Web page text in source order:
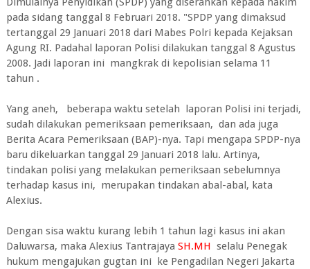
pada sidang tanggal 8 Februari 2018. "SPDP yang dimaksud
tertanggal 29 Januari 2018 dari Mabes Polri kepada Kejaksan
Agung RI. Padahal laporan Polisi dilakukan tanggal 8 Agustus
2008. Jadi laporan ini mangkrak di kepolisian selama 11
tahun .
Yang aneh, beberapa waktu setelah laporan Polisi ini terjadi,
sudah dilakukan pemeriksaan pemeriksaan, dan ada juga
Berita Acara Pemeriksaan (BAP)-nya. Tapi mengapa SPDP-nya
baru dikeluarkan tanggal 29 Januari 2018 lalu. Artinya,
tindakan polisi yang melakukan pemeriksaan sebelumnya
terhadap kasus ini, merupakan tindakan abal-abal, kata
Alexius.
Dengan sisa waktu kurang lebih 1 tahun lagi kasus ini akan
Daluwarsa, maka Alexius Tantrajaya SH.MH selalu Penegak
hukum mengajukan gugtan ini ke Pengadilan Negeri Jakarta